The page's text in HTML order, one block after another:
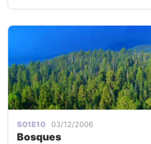
S01E10 03/12/2006
Bosques